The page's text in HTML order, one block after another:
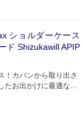
ショルダーケース
ド Shizukawill APIP
！カバンから取り出さ
たお出かけに最適なケ